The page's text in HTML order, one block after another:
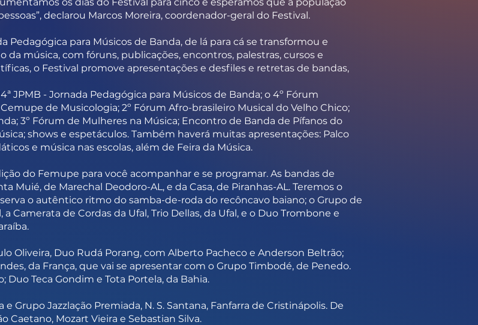
declarou Marcos Moreira, coordenador-geral do Festival.
para Músicos de Banda, de lá para cá se transformou e
da música, com fóruns, publicações, encontros, palestras, cursos e
o Festival promove apresentações e desfiles e retretas de bandas,
JPMB - Jornada Pedagógica para Músicos de Banda; o 4º Fórum
de Musicologia; 2º Fórum Afro-brasileiro Musical do Velho Chico;
3º Fórum de Mulheres na Música; Encontro de Banda de Pífanos do
shows e espetáculos. Também haverá muitas apresentações: Palco
e música nas escolas, além de Feira da Música.
do Femupe para você acompanhar e se programar. As bandas de
Muié, de Marechal Deodoro-AL, e da Casa, de Piranhas-AL. Teremos o
o autêntico ritmo do samba-de-roda do recôncavo baiano; o Grupo de
Camerata de Cordas da Ufal, Trio Dellas, da Ufal, e o Duo Trombone e
Oliveira, Duo Rudá Porang, com Alberto Pacheco e Anderson Beltrão;
da França, que vai se apresentar com o Grupo Timbodé, de Penedo.
Duo Teca Gondim e Tota Portela, da Bahia.
Grupo Jazzlação Premiada, N. S. Santana, Fanfarra de Cristinápolis. De
Caetano, Mozart Vieira e Sebastian Silva.